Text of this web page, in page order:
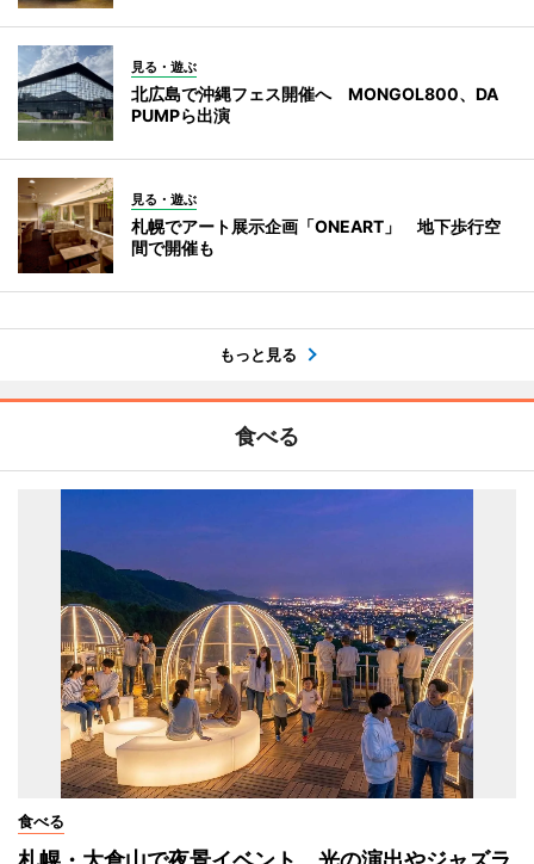
見る・遊ぶ
北広島で沖縄フェス開催へ MONGOL800、DA
PUMPら出演
見る・遊ぶ
札幌でアート展示企画「ONEART」 地下歩行空
間で開催も
もっと見る
食べる
食べる